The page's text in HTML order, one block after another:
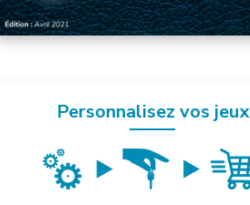
Personnalisez vos jeux